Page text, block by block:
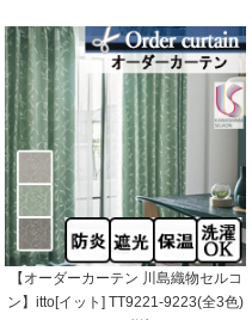
【オーダーカーテン 川島織物セルコ
ン】itto[イット] TT9221-9223(全3色)